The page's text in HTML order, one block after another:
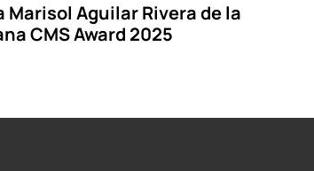
Marisol Aguilar Rivera de la
CMS Award 2025